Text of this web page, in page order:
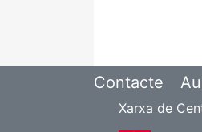
Contacte
Xarxa de